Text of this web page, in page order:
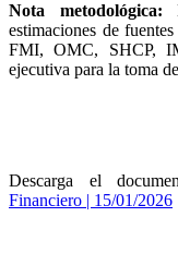
Nota metodológica:
estimaciones de
FMI, OMC, SHCP,
ejecutiva para la toma
Descarga el
Financiero | 15/01/2026